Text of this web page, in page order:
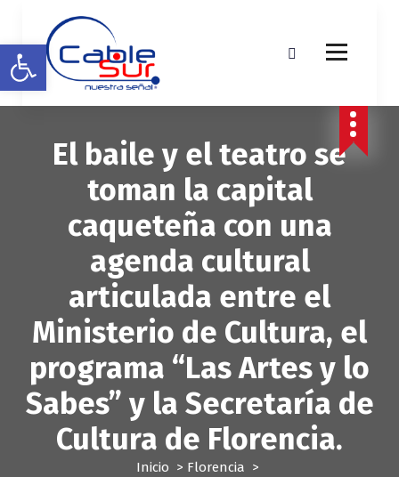
Abrir barra de herramientas
l
a
r
El baile y el teatro se
toman la capital
caqueteña con una
agenda cultural
articulada entre el
Ministerio de Cultura, el
programa “Las Artes y lo
Sabes” y la Secretaría de
Cultura de Florencia.
Inicio > Florencia >